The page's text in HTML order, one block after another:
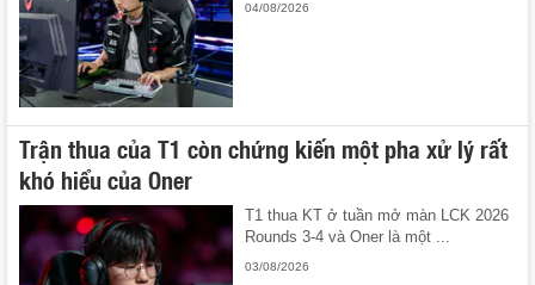
04/08/2026
Trận thua của T1 còn chứng kiến một pha xử lý rất
khó hiểu của Oner
T1 thua KT ở tuần mở màn LCK 2026
Rounds 3-4 và Oner là một ...
03/08/2026